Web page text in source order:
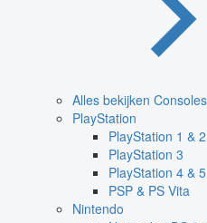
Alles bekijken
PlayStation
PlayStation 1 & 2
PlayStation 3
PlayStation 4 & 5
PSP & PS Vita
Nintendo